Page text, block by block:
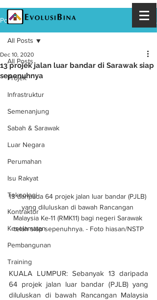
Post
All Posts
Projek
Infrastruktur
Semenanjung
Sabah & Sarawak
Luar Negara
Perumahan
Isu Rakyat
Teknologi
Kontraktor
Keselamatan
Pembangunan
Training
All Posts
13 projek jalan luar bandar di Sarawak siap
sepenuhnya
Dec 10, 2020
13 daripada 64 projek jalan luar bandar (PJLB)
yang diluluskan di bawah Rancangan
Malaysia Ke-11 (RMK11) bagi negeri Sarawak
telah siap sepenuhnya. - Foto hiasan/NSTP
KUALA LUMPUR: Sebanyak 13 daripada
64 projek jalan luar bandar (PJLB) yang
diluluskan di bawah Rancangan Malaysia